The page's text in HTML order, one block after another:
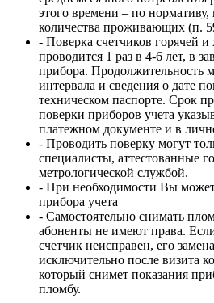
этого времени – по нормативу,
количества проживающих (п.
- Поверка счетчиков горячей
проводится 1 раз в 4-6 лет, в
прибора. Продолжительность
интервала и сведения о дате
техническом паспорте. Срок
поверки приборов учета
платежном документе и в
- Проводить поверку могут
специалисты, аттестованные
метрологической службой.
- При необходимости Вы
прибора учета
- Самостоятельно снимать
абоненты не имеют права.
счетчик неисправен, его
исключительно после визита
который снимет показания
пломбу.